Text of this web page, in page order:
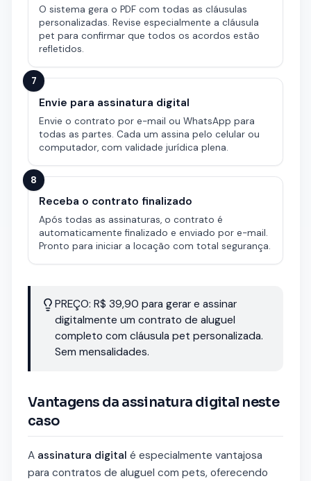
O sistema gera o PDF com todas as cláusulas
personalizadas. Revise especialmente a cláusula
pet para confirmar que todos os acordos estão
refletidos.
7
Envie para assinatura digital
Envie o contrato por e-mail ou WhatsApp para
todas as partes. Cada um assina pelo celular ou
computador, com validade jurídica plena.
8
Receba o contrato finalizado
Após todas as assinaturas, o contrato é
automaticamente finalizado e enviado por e-mail.
Pronto para iniciar a locação com total segurança.
PREÇO: R$ 39,90 para gerar e assinar
digitalmente um contrato de aluguel
completo com cláusula pet personalizada.
Sem mensalidades.
Vantagens da assinatura digital neste
caso
A assinatura digital é especialmente vantajosa
para contratos de aluguel com pets, oferecendo